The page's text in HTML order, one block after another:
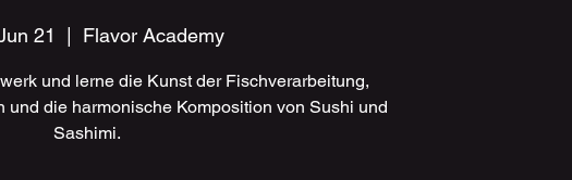
21 Flavor Academy
und lerne die Kunst der Fischverarbeitung,
und die harmonische Komposition von Sushi und
Sashimi.